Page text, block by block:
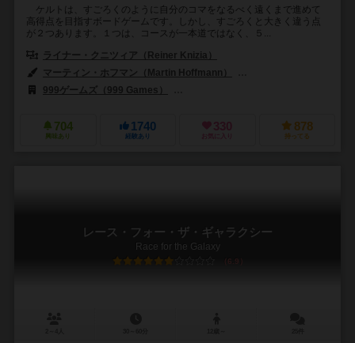
ケルトは、すごろくのように自分のコマをなるべく遠くまで進めて
高得点を目指すボードゲームです。しかし、すごろくと大きく違う点
が２つあります。１つは、コースが一本道ではなく、５...
ライナー・クニツィア（Reiner Knizia）
マーティン・ホフマン（Martin Hoffmann）
999ゲームズ（999 Games）
704
興味あり
1740
経験あり
330
お気に入り
878
持ってる
レース・フォー・ザ・ギャラクシー
Race for the Galaxy
6.9